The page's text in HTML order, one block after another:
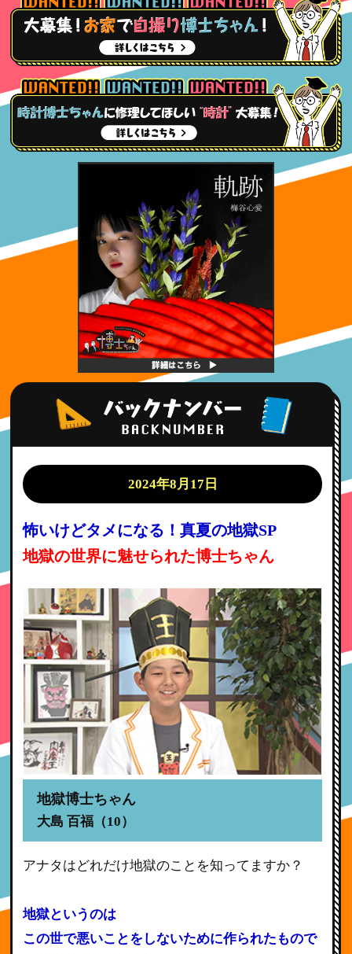
2024年8月17日
怖いけどタメになる！真夏の地獄SP
地獄の世界に魅せられた博士ちゃん
地獄博士ちゃん
大島 百福（10）
アナタはどれだけ地獄のことを知ってますか？
地獄というのは
この世で悪いことをしないために作られたもので